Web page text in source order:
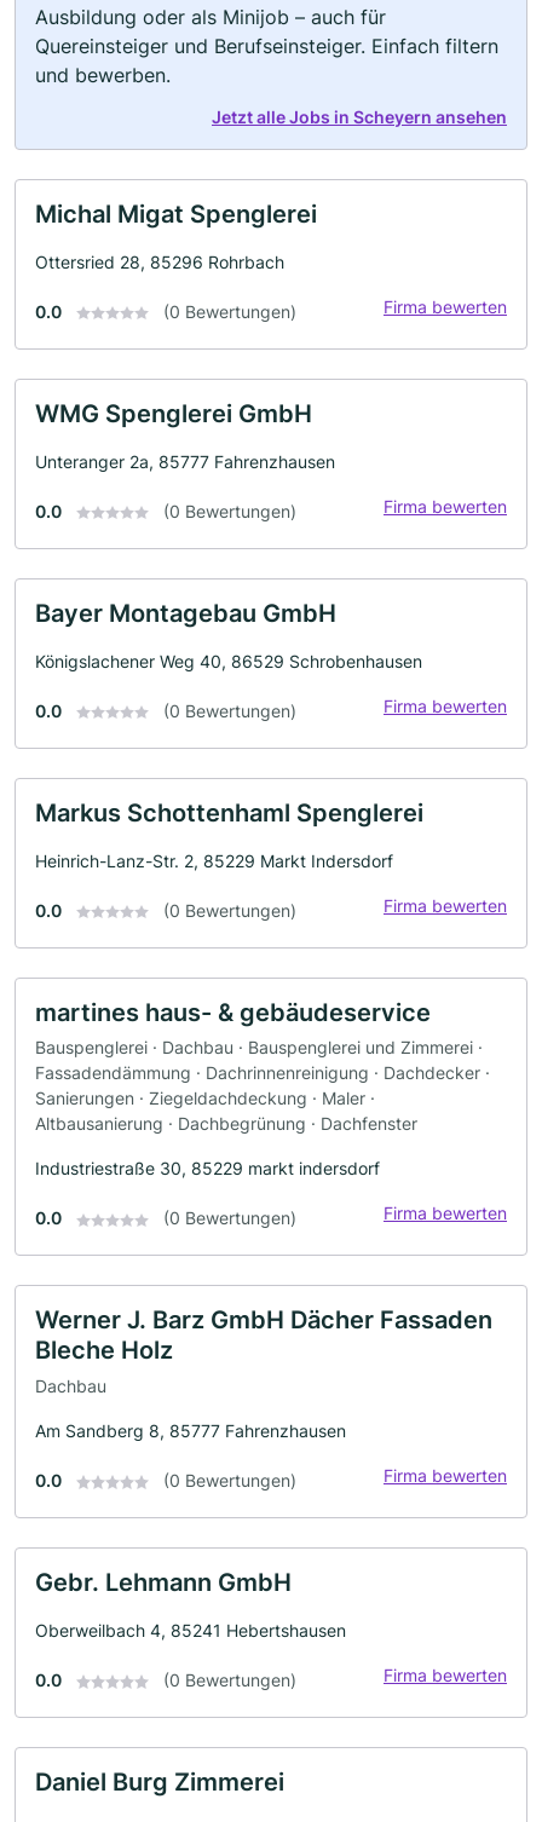
Ausbildung oder als Minijob – auch für
Quereinsteiger und Berufseinsteiger. Einfach filtern
und bewerben.
Jetzt alle Jobs in Scheyern ansehen
Michal Migat Spenglerei
Ottersried 28, 85296 Rohrbach
0.0 (0 Bewertungen) Firma bewerten
WMG Spenglerei GmbH
Unteranger 2a, 85777 Fahrenzhausen
0.0 (0 Bewertungen) Firma bewerten
Bayer Montagebau GmbH
Königslachener Weg 40, 86529 Schrobenhausen
0.0 (0 Bewertungen) Firma bewerten
Markus Schottenhaml Spenglerei
Heinrich-Lanz-Str. 2, 85229 Markt Indersdorf
0.0 (0 Bewertungen) Firma bewerten
martines haus- & gebäudeservice
Bauspenglerei · Dachbau · Bauspenglerei und Zimmerei ·
Fassadendämmung · Dachrinnenreinigung · Dachdecker ·
Sanierungen · Ziegeldachdeckung · Maler ·
Altbausanierung · Dachbegrünung · Dachfenster
Industriestraße 30, 85229 markt indersdorf
0.0 (0 Bewertungen) Firma bewerten
Werner J. Barz GmbH Dächer Fassaden
Bleche Holz
Dachbau
Am Sandberg 8, 85777 Fahrenzhausen
0.0 (0 Bewertungen) Firma bewerten
Gebr. Lehmann GmbH
Oberweilbach 4, 85241 Hebertshausen
0.0 (0 Bewertungen) Firma bewerten
Daniel Burg Zimmerei